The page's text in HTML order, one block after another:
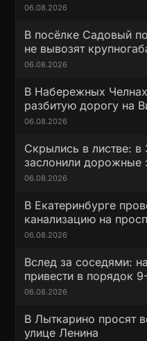
06.08.2026
В посёлке Садовый
не вывозят
06.08.2026
В Набережных
разбитую дорогу на
06.08.2026
Скрылись в листве: в
заслонили дорожные
06.08.2026
В Екатеринбурге
канализацию на
06.08.2026
Вслед за соседями:
привести в порядок
06.08.2026
В Лыткарино просят
улице Ленина